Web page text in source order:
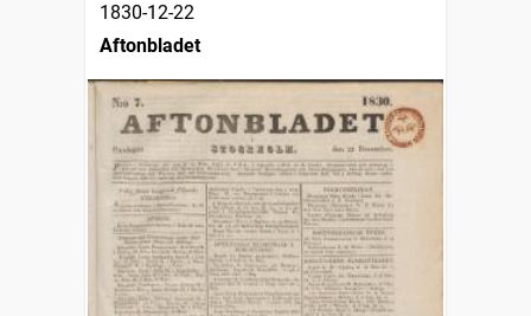
1830-12-22
Aftonbladet